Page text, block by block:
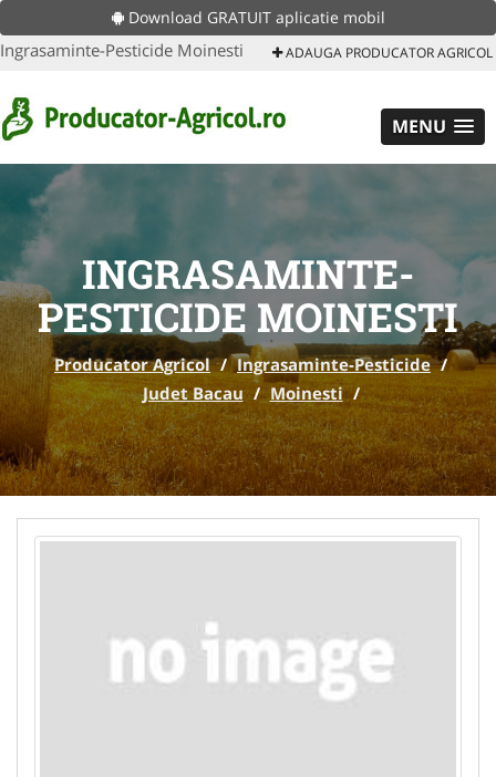
Download GRATUIT aplicatie mobil
Ingrasaminte-Pesticide Moinesti ADAUGA PRODUCATOR AGRICOL
MENU
INGRASAMINTE-
PESTICIDE MOINESTI
Producator Agricol / Ingrasaminte-Pesticide /
Judet Bacau / Moinesti /